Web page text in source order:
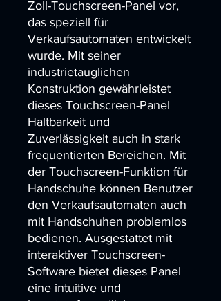
Zoll-Touchscreen-Panel vor,
das speziell für
Verkaufsautomaten entwickelt
wurde. Mit seiner
industrietauglichen
Konstruktion gewährleistet
dieses Touchscreen-Panel
Haltbarkeit und
Zuverlässigkeit auch in stark
frequentierten Bereichen. Mit
der Touchscreen-Funktion für
Handschuhe können Benutzer
den Verkaufsautomaten auch
mit Handschuhen problemlos
bedienen. Ausgestattet mit
interaktiver Touchscreen-
Software bietet dieses Panel
eine intuitive und